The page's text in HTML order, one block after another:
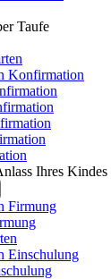
Taufe
Konfirmation
Ihres Kindes
Firmung
Einschulung